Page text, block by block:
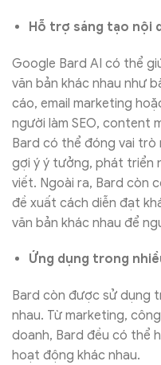
Hỗ trợ sáng tạo nội
Google Bard AI có thể
văn bản khác nhau như
cáo, email marketing
người làm SEO, content
Bard có thể đóng vai
gợi ý ý tưởng, phát triển
viết. Ngoài ra, Bard còn
đề xuất cách diễn đạt
văn bản khác nhau để
Ứng dụng trong
Bard còn được sử dụng
nhau. Từ marketing,
doanh, Bard đều có thể
hoạt động khác nhau.